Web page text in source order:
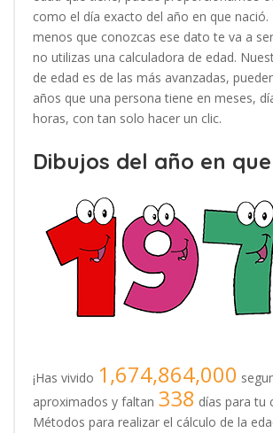
como el día exacto del año en que nació.
menos que conozcas ese dato te va a
no utilizas una calculadora de edad.
de edad es de las más avanzadas,
años que una persona tiene en meses,
horas, con tan solo hacer un clic.
Dibujos del año en
¡Has vivido 1,674,864,000
aproximados y faltan 338 días para tu
Métodos para realizar el cálculo de la